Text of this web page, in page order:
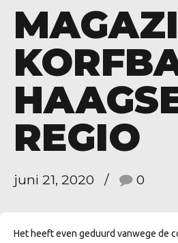
REGIO
juni 21, 2020 0
Het heeft even geduurd vanwege de